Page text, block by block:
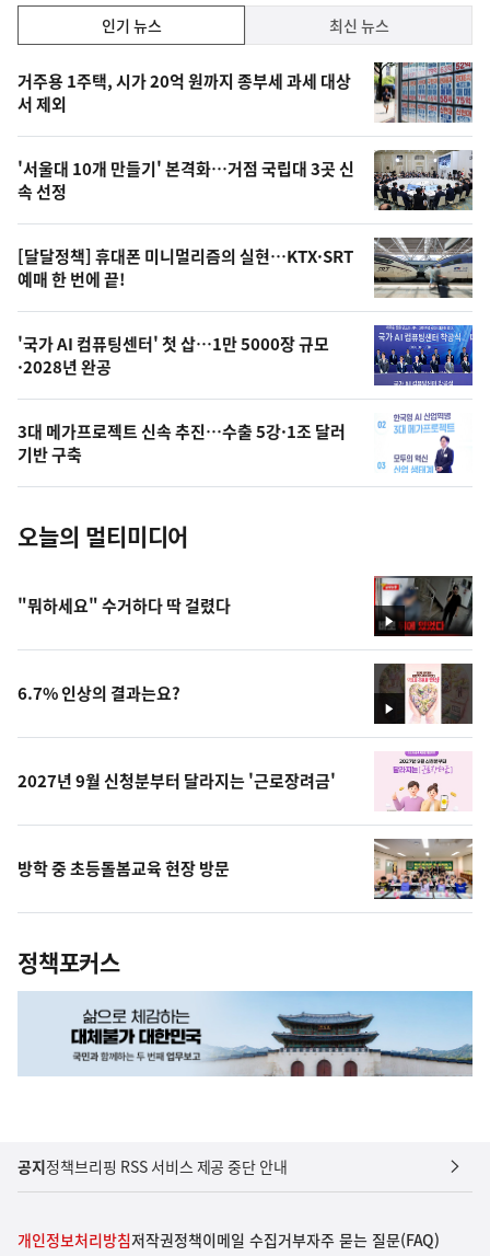
기,
최
신,
오
늘
의
영
상
오
늘
사
진
인기 뉴스 최신 뉴스
기
뉴
스
거주용 1주택, 시가 20억 원까지 종부세 과세 대상
서 제외
'서울대 10개 만들기' 본격화…거점 국립대 3곳 신
속 선정
[달달정책] 휴대폰 미니멀리즘의 실현…KTX·SRT
예매 한 번에 끝!
'국가 AI 컴퓨팅센터' 첫 삽…1만 5000장 규모
·2028년 완공
3대 메가프로젝트 신속 추진…수출 5강·1조 달러
기반 구축
오늘의 멀티미디어
영
상
"뭐하세요" 수거하다 딱 걸렸다
영
상
6.7% 인상의 결과는요?
2027년 9월 신청분부터 달라지는 '근로장려금'
방학 중 초등돌봄교육 현장 방문
정책포커스
공지정책브리핑 RSS 서비스 제공 중단 안내
개인정보처리방침저작권정책이메일 수집거부자주 묻는 질문(FAQ)